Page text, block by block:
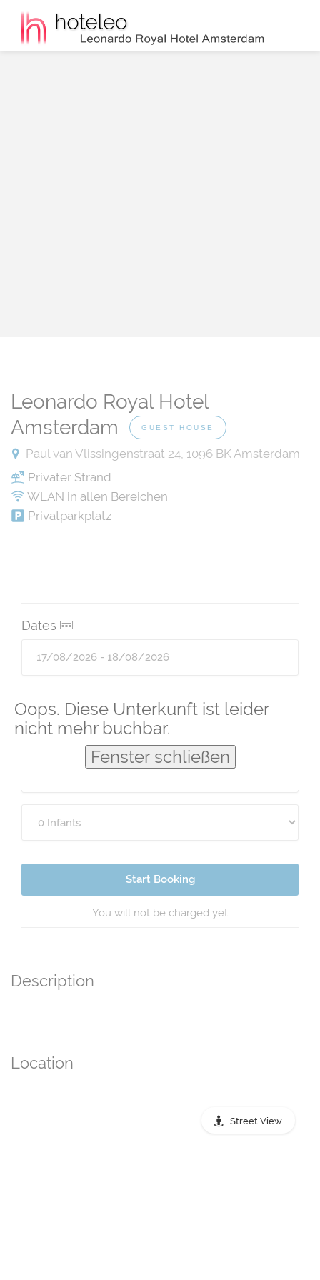
Oops. Diese Unterkunft ist leider
nicht mehr buchbar.
Fenster schließen
Leonardo Royal Hotel
Amsterdam
GUEST HOUSE
Paul van Vlissingenstraat 24, 1096 BK Amsterdam
Privater Strand
WLAN in allen Bereichen
Privatparkplatz
Dates
Start Booking
You will not be charged yet
Description
Location
Street View